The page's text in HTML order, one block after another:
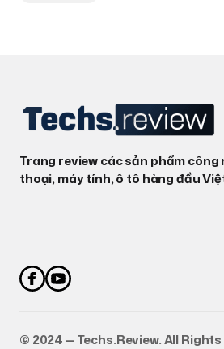
Trang review các sản phẩm công
thoại, máy tính, ô tô hàng đầu
©️ 2024 — Techs.Review. All